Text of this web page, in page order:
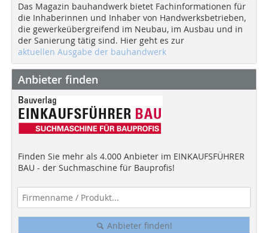
Das Magazin bauhandwerk bietet Fachinformationen für
die Inhaberinnen und Inhaber von Handwerksbetrieben,
die gewerkeübergreifend im Neubau, im Ausbau und in
der Sanierung tätig sind. Hier geht es zur
aktuellen Ausgabe der bauhandwerk
Anbieter finden
Finden Sie mehr als 4.000 Anbieter im EINKAUFSFÜHRER
BAU - der Suchmaschine für Bauprofis!
Anbieter finden!